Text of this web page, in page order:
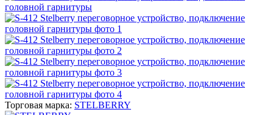
Торговая марка: STELBERRY